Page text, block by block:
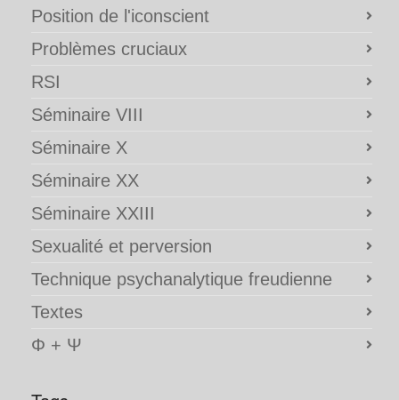
Position de l'iconscient
Problèmes cruciaux
RSI
Séminaire VIII
Séminaire X
Séminaire XX
Séminaire XXIII
Sexualité et perversion
Technique psychanalytique freudienne
Textes
Φ + Ψ